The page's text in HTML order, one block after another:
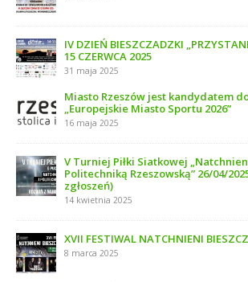
IV DZIEŃ BIESZCZADZKI
15 CZERWCA 2025
31 maja 2025
Miasto Rzeszów jest kandydatem
„Europejskie Miasto Sportu 2026”
16 maja 2025
V Turniej Piłki Siatkowej
Politechniką Rzeszowską” 26/04/
zgłoszeń)
14 kwietnia 2025
XVII FESTIWAL NATCHNIENI
8 marca 2025